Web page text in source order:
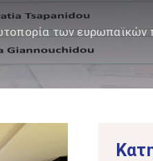
των ευρωπαϊκών